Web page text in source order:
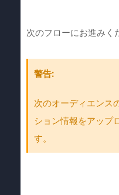
次のフローにお進みく
警告
次のオーディエンス
ション情報をアップ
す。